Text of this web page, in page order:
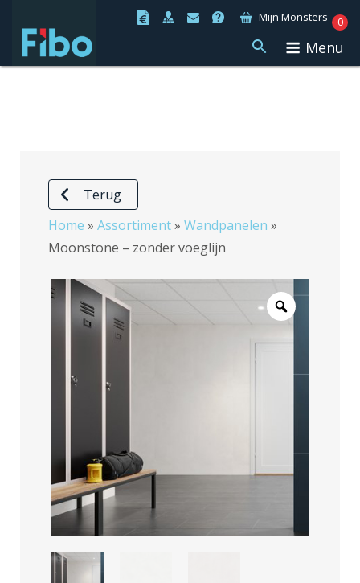
naar
Mijn Monsters 0
Menu
Terug
Home » Assortiment» Wandpanelen »
Moonstone – zonder voeglijn